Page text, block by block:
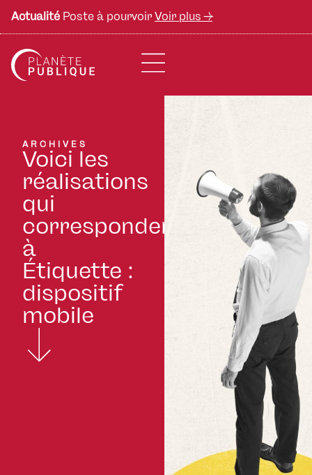
Actualité Poste à pourvoir Voir plus ->
ARCHIVES
Voici les
réalisations
qui
correspondent
à
Étiquette :
dispositif
mobile